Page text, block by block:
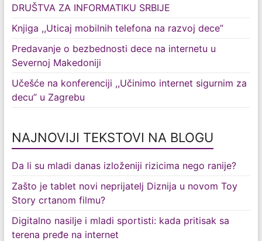
DRUŠTVA ZA INFORMATIKU SRBIJE
Knjiga ,,Uticaj mobilnih telefona na razvoj dece”
Predavanje o bezbednosti dece na internetu u
Severnoj Makedoniji
Učešće na konferenciji ,,Učinimo internet sigurnim za
decu” u Zagrebu
NAJNOVIJI TEKSTOVI NA BLOGU
Da li su mladi danas izloženiji rizicima nego ranije?
Zašto je tablet novi neprijatelj Diznija u novom Toy
Story crtanom filmu?
Digitalno nasilje i mladi sportisti: kada pritisak sa
terena pređe na internet